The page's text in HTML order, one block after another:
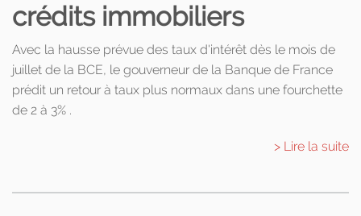
crédits immobiliers
Avec la hausse prévue des taux d'intérêt dès le mois de
juillet de la BCE, le gouverneur de la Banque de France
prédit un retour à taux plus normaux dans une fourchette
de 2 à 3% .
> Lire la suite